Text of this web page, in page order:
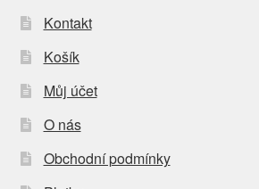
Kontakt
Košík
Můj účet
O nás
Obchodní podmínky